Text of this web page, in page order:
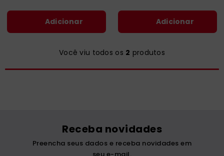
Adicionar Adicionar
Você viu todos os 2 produtos
Receba novidades
Preencha seus dados e receba novidades em